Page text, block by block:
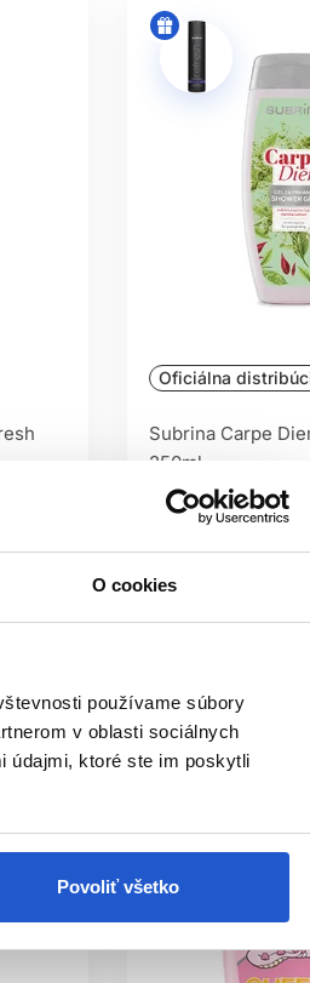
O cookies
používame súbory
v oblasti sociálnych
údajmi, ktoré ste im poskytli
Povoliť všetko
Oficiálna
Subrina Carpe
250ml
Subrina
Subrina
3.10 €